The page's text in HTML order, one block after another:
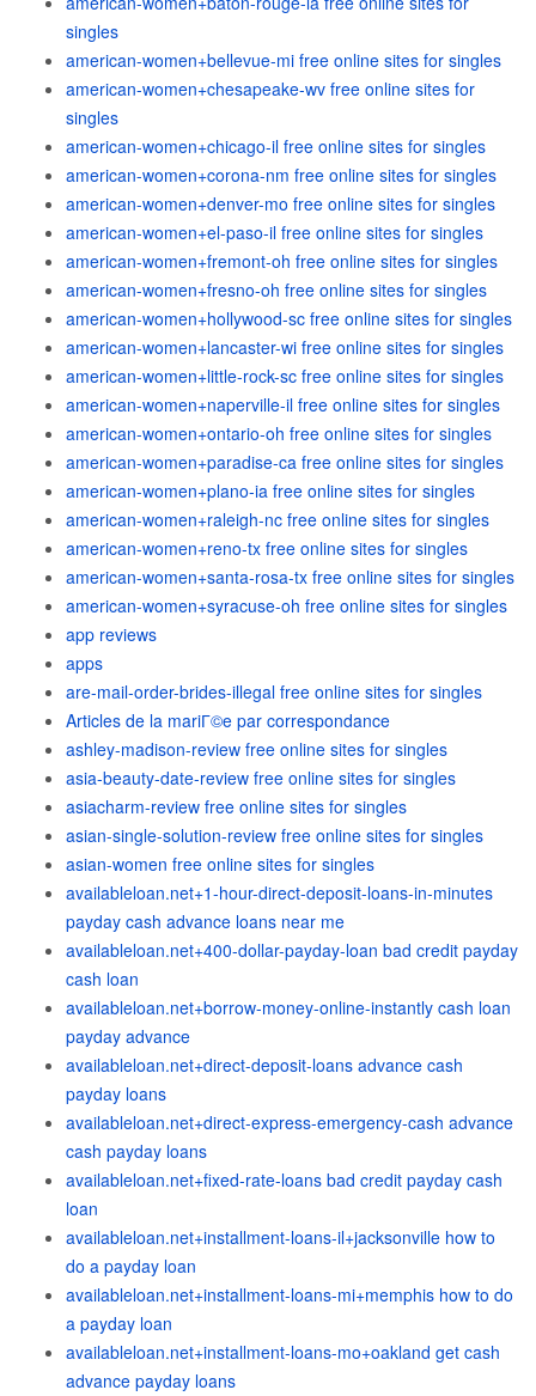
singles
american-women+bellevue-mi free online sites for singles
american-women+chesapeake-wv free online sites for
singles
american-women+chicago-il free online sites for singles
american-women+corona-nm free online sites for singles
american-women+denver-mo free online sites for singles
american-women+el-paso-il free online sites for singles
american-women+fremont-oh free online sites for singles
american-women+fresno-oh free online sites for singles
american-women+hollywood-sc free online sites for singles
american-women+lancaster-wi free online sites for singles
american-women+little-rock-sc free online sites for singles
american-women+naperville-il free online sites for singles
american-women+ontario-oh free online sites for singles
american-women+paradise-ca free online sites for singles
american-women+plano-ia free online sites for singles
american-women+raleigh-nc free online sites for singles
american-women+reno-tx free online sites for singles
american-women+santa-rosa-tx free online sites for singles
american-women+syracuse-oh free online sites for singles
app reviews
apps
are-mail-order-brides-illegal free online sites for singles
Articles de la mariГ©e par correspondance
ashley-madison-review free online sites for singles
asia-beauty-date-review free online sites for singles
asiacharm-review free online sites for singles
asian-single-solution-review free online sites for singles
asian-women free online sites for singles
availableloan.net+1-hour-direct-deposit-loans-in-minutes
payday cash advance loans near me
availableloan.net+400-dollar-payday-loan bad credit payday
cash loan
availableloan.net+borrow-money-online-instantly cash loan
payday advance
availableloan.net+direct-deposit-loans advance cash
payday loans
availableloan.net+direct-express-emergency-cash advance
cash payday loans
availableloan.net+fixed-rate-loans bad credit payday cash
loan
availableloan.net+installment-loans-il+jacksonville how to
do a payday loan
availableloan.net+installment-loans-mi+memphis how to do
a payday loan
availableloan.net+installment-loans-mo+oakland get cash
advance payday loans